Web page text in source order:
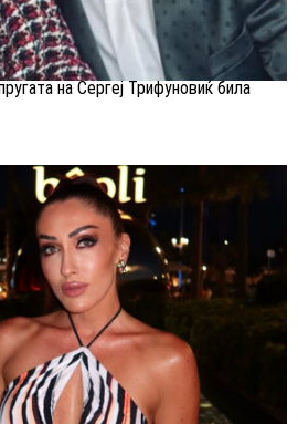
на Сергеј Трифуновиќ била